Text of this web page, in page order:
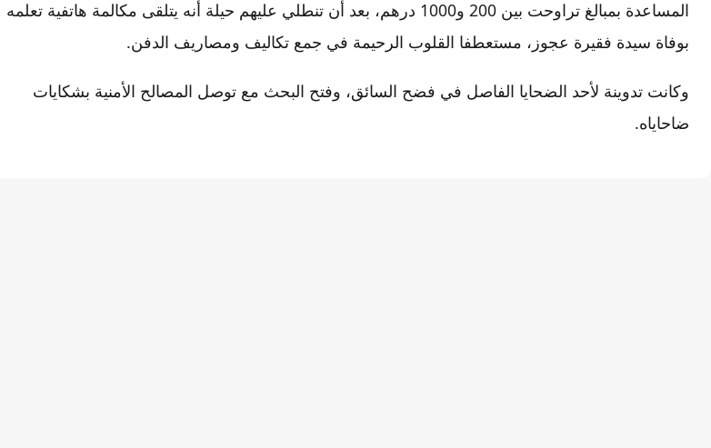
المساعدة بمبالغ تراوحت بين 200 و1000 درهم، بعد أن تنطلي عليهم حيلة أنه يتلقى مكالمة هاتفية تعلمه
بوفاة سيدة فقيرة عجوز، مستعطفا القلوب الرحيمة في جمع تكاليف ومصاريف الدفن.
وكانت تدوينة لأحد الضحايا الفاصل في فضح السائق، وفتح البحث مع توصل المصالح الأمنية بشكايات
ضاحاياه.